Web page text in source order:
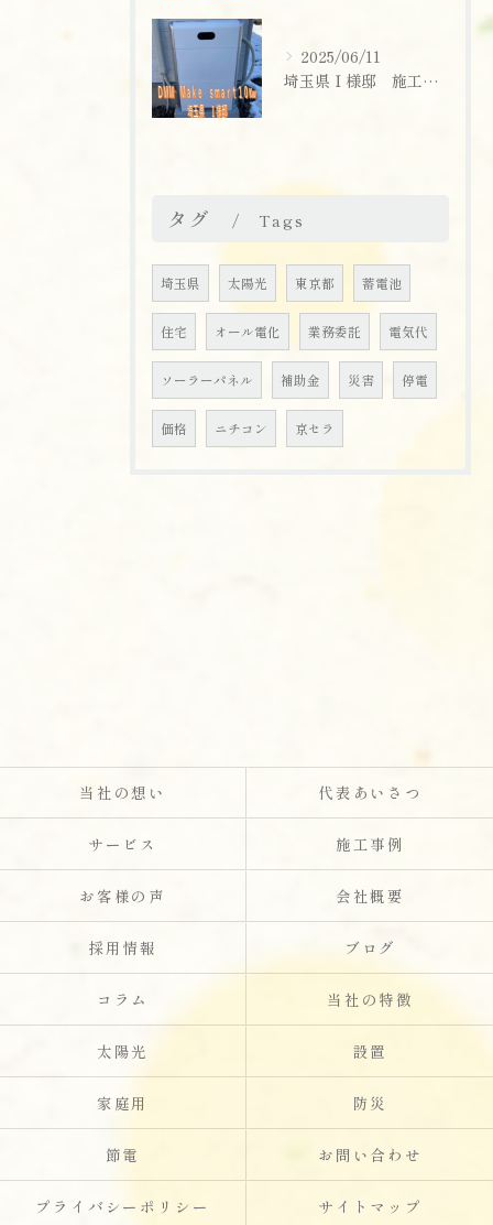
2025/06/11
埼玉県Ｉ様邸 施工実績
タグ Tags
埼玉県 太陽光 東京都 蓄電池
住宅 オール電化 業務委託 電気代
ソーラーパネル 補助金 災害 停電
価格 ニチコン 京セラ
当社の想い 代表あいさつ
サービス 施工事例
お客様の声 会社概要
採用情報 ブログ
コラム 当社の特徴
太陽光 設置
家庭用 防災
節電 お問い合わせ
プライバシーポリシー サイトマップ
お問い合わせはこちら